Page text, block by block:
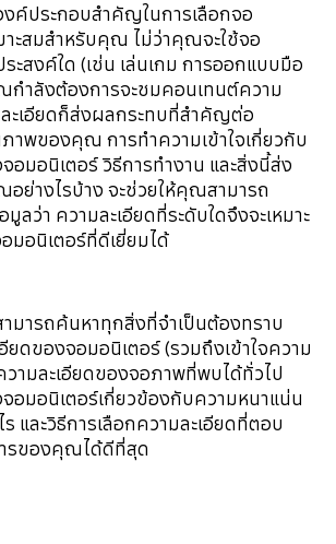
งค์ประกอบสำคัญในการเลือกจอ
าะสมสำหรับคุณ ไม่ว่าคุณจะใช้จอ
ะสงค์ใด (เช่น เล่นเกม การออกแบบมือ
ำลังต้องการจะชมคอนเทนต์ความ
ละเอียดก็ส่งผลกระทบที่สำคัญต่อ
าพของคุณ การทำความเข้าใจเกี่ยวกับ
อมอนิเตอร์ วิธีการทำงาน และสิ่งนี้ส่ง
ย่างไรบ้าง จะช่วยให้คุณสามารถ
ลว่า ความละเอียดที่ระดับใดจึงจะเหมาะ
มอนิเตอร์ที่ดีเยี่ยมได้
มารถค้นหาทุกสิ่งที่จำเป็นต้องทราบ
ยดของจอมอนิเตอร์ (รวมถึงเข้าใจความ
วามละเอียดของจอภาพที่พบได้ทั่วไป
อมอนิเตอร์เกี่ยวข้องกับความหนาแน่น
และวิธีการเลือกความละเอียดที่ตอบ
รของคุณได้ดีที่สุด